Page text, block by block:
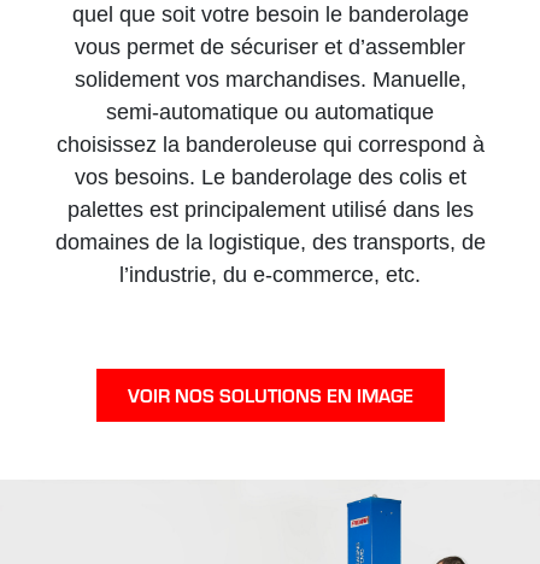
quel que soit votre besoin le banderolage
vous permet de sécuriser et d’assembler
solidement vos marchandises. Manuelle,
semi-automatique ou automatique
choisissez la banderoleuse qui correspond à
vos besoins. Le banderolage des colis et
palettes est principalement utilisé dans les
domaines de la logistique, des transports, de
l’industrie, du e-commerce, etc.
VOIR NOS SOLUTIONS EN IMAGE